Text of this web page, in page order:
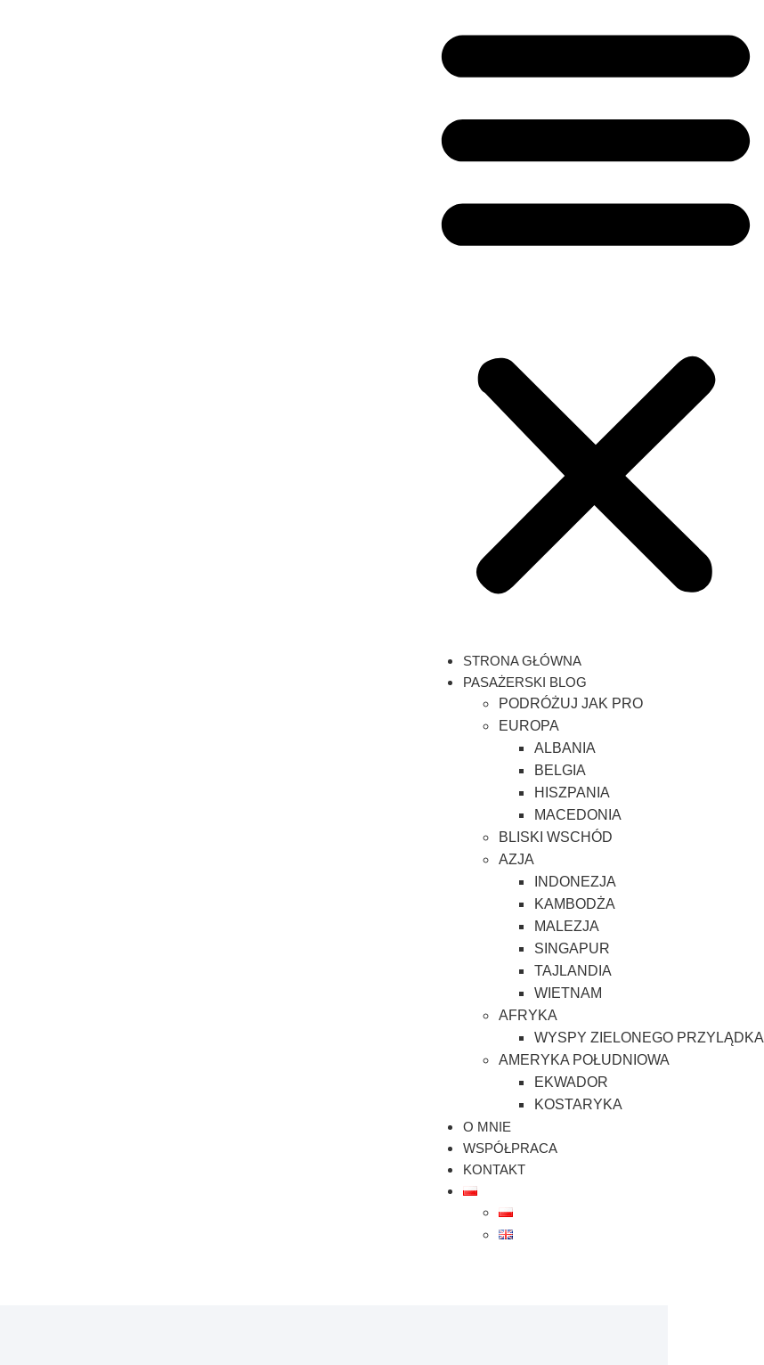
STRONA GŁÓWNA
PASAŻERSKI BLOG
PODRÓŻUJ JAK PRO
EUROPA
ALBANIA
BELGIA
HISZPANIA
MACEDONIA
BLISKI WSCHÓD
AZJA
INDONEZJA
KAMBODŻA
MALEZJA
SINGAPUR
TAJLANDIA
WIETNAM
AFRYKA
WYSPY ZIELONEGO PRZYLĄDKA
AMERYKA POŁUDNIOWA
EKWADOR
KOSTARYKA
O MNIE
WSPÓŁPRACA
KONTAKT